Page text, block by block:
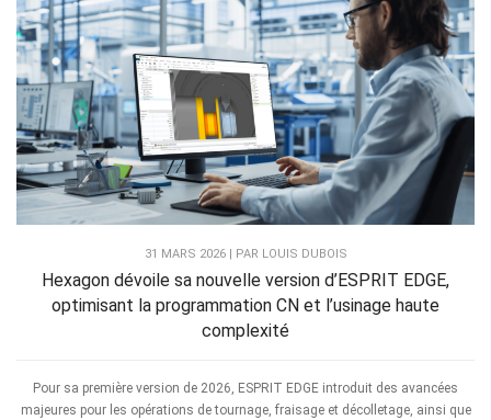
31 MARS 2026 | PAR LOUIS DUBOIS
Hexagon dévoile sa nouvelle version d’ESPRIT EDGE,
optimisant la programmation CN et l’usinage haute
complexité
Pour sa première version de 2026, ESPRIT EDGE introduit des avancées
majeures pour les opérations de tournage, fraisage et décolletage, ainsi que